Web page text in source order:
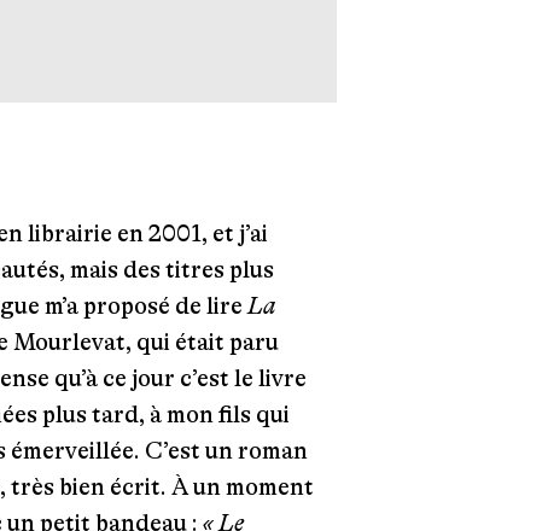
librairie en 2001, et j’ai
mais des titres plus
m’a proposé de lireLa
Mourlevat, qui était paru
qu’à ce jour c’est le livre
plus tard, à mon fils qui
émerveillée. C’est un roman
bien écrit. À un moment
petit bandeau : « Le